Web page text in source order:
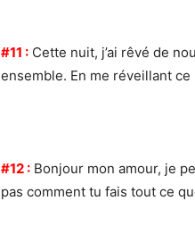
#11 : Cette nuit, j’ai rêvé de
ensemble. En me réveillant ce
#12 : Bonjour mon amour, je
pas comment tu fais tout ce